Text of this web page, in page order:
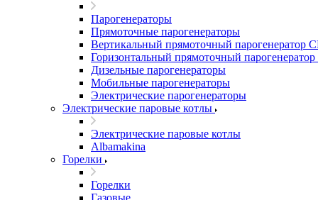
Парогенераторы
Прямоточные парогенераторы
Вертикальный прямоточный парогенератор
Горизонтальный прямоточный
Дизельные парогенераторы
Мобильные парогенераторы
Электрические парогенераторы
Электрические паровые котлы
Электрические паровые котлы
Albamakina
Горелки
Горелки
Газовые